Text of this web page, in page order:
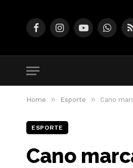
FacebookInstagramYouTube
Home » Esporte » Cano
ESPORTE
Cano